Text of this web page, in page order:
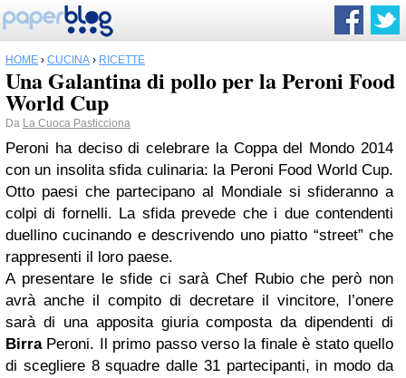
HOME › CUCINA › RICETTE
Una Galantina di pollo per la Peroni Food
World Cup
Da La Cuoca Pasticciona
Peroni ha deciso di celebrare la Coppa del Mondo 2014
con un insolita sfida culinaria: la Peroni Food World Cup.
Otto paesi che partecipano al Mondiale si sfideranno a
colpi di fornelli. La sfida prevede che i due contendenti
duellino cucinando e descrivendo uno piatto “street” che
rappresenti il loro paese.
A presentare le sfide ci sarà Chef Rubio che però non
avrà anche il compito di decretare il vincitore, l’onere
sarà di una apposita giuria composta da dipendenti di
BirraPeroni. Il primo passo verso la finale è stato quello
di scegliere 8 squadre dalle 31 partecipanti, in modo da